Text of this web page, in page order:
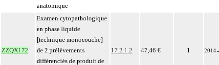
anatomique
ZZQX172
Examen cytopathologique
en phase liquide
[technique monocouche]
de 2 prélèvements
différenciés de produit de
17.2.1.2 47,46 € 1 2014